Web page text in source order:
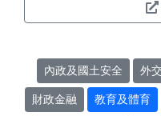
內政及國土安全 外
財政金融 教育及體育